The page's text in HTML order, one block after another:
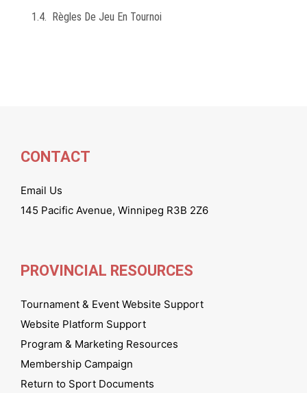
Règles De Jeu En Tournoi
CONTACT
Email Us
145 Pacific Avenue, Winnipeg R3B 2Z6
PROVINCIAL RESOURCES
Tournament & Event Website Support
Website Platform Support
Program & Marketing Resources
Membership Campaign
Return to Sport Documents